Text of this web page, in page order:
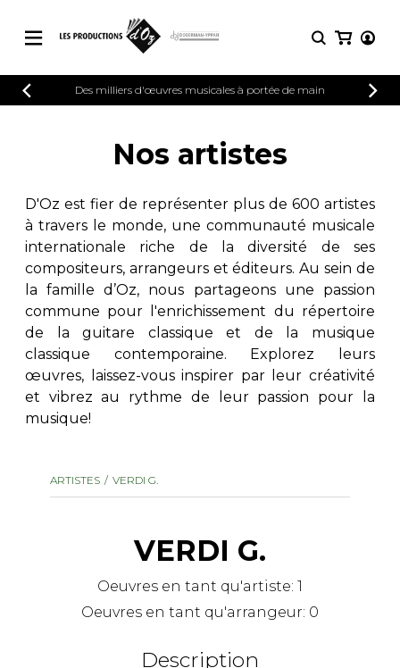
CATALOGUE
riche en œuvres originales et en
arrangements de qualité.
PARTITIONS POUR GUITARE
PARTITIONS POUR AUTRES
INSTRUMENTS
PARTITIONS POUR ENSEMBLES
CONNEXION
INSCRIPTION
Des milliers d'œuvres musicales à portée de main
riche en œuvres originales et en
arrangements de qualité.
2 guitares
3 guitares
4 guitares
5 guitares et plus
Ensemble de
Orchestre de guitares
Concerto pour
Guitare et un autre
Musique de chambre
Nos artistes
D'Oz est fier de représenter plus de 600 artistes
à travers le monde, une communauté musicale
internationale riche de la diversité de ses
compositeurs, arrangeurs et éditeurs. Au sein de
la famille d’Oz, nous partageons une passion
commune pour l'enrichissement du répertoire
de la guitare classique et de la musique
classique contemporaine. Explorez leurs
œuvres, laissez-vous inspirer par leur créativité
et vibrez au rythme de leur passion pour la
musique!
ARTISTES VERDI G.
VERDI G.
Oeuvres en tant qu'artiste: 1
Oeuvres en tant qu'arrangeur: 0
Description